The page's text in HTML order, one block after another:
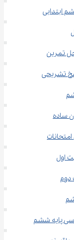
ابتدایی
تمرین
تشریحی
ساده
اول
دوم
پایه ششم